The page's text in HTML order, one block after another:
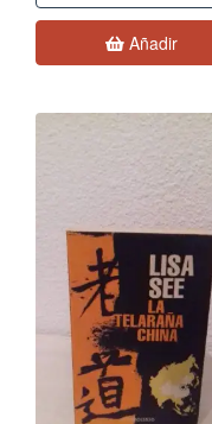
Añadir